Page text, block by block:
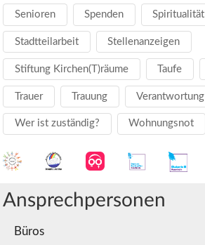
Senioren Spenden Spiritualität
Stadtteilarbeit Stellenanzeigen
Stiftung Kirchen(T)räume Taufe
Trauer Trauung Verantwortung
Wer ist zuständig? Wohnungsnot
Ansprechpersonen
Büros